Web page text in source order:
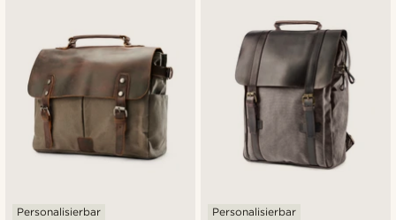
Personalisierbar Personalisierbar